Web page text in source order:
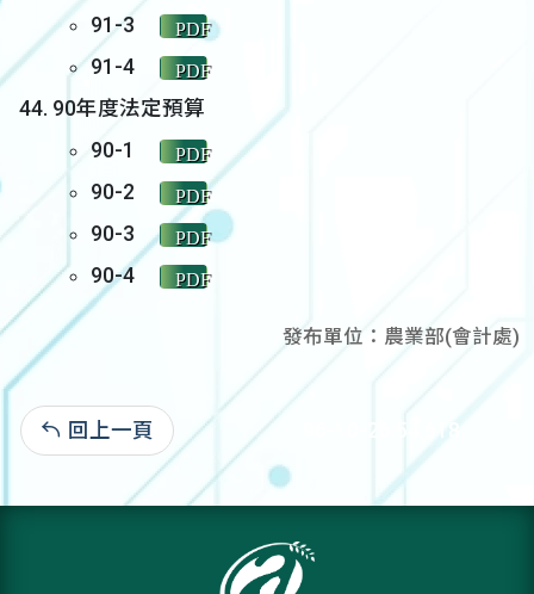
91-3 PDF
91-4 PDF
90年度法定預算
90-1
PDF
90-2 PDF
90-3 PDF
90-4 PDF
發布單位：農業部(會計處)
回上一頁 96-10-26:54,618